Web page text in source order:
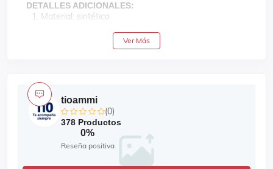
DETALLES ADICIONALES:
Material: sintético
Medidas: 23cm y 113g
Tecnología de núcleo hueco
Ver Más
tioammi
(0)
378 Productos
0%
Reseña positiva